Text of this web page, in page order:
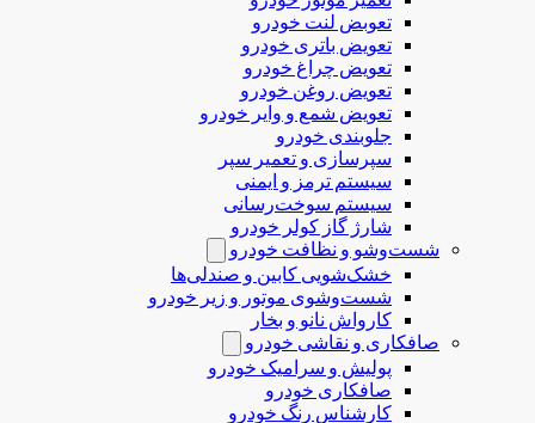
تعوبض لنت خودرو
تعویض باتری خودرو
تعویض چراغ خودرو
تعویض روغن خودرو
تعویض شمع و وایر خودرو
جلوبندی خودرو
سپرسازی و تعمیر سپر
سیستم ترمز و ایمنی
سیستم سوخت‌رسانی
شارژ گاز کولر خودرو
شست‌وشو و نظافت خودرو
خشک‌شویی کابین و صندلی‌ها
شست‌وشوی موتور و زیر خودرو
کارواش نانو و بخار
صافکاری و نقاشی خودرو
پولیش و سرامیک خودرو
صافکاری خودرو
کارشناس رنگ خودرو